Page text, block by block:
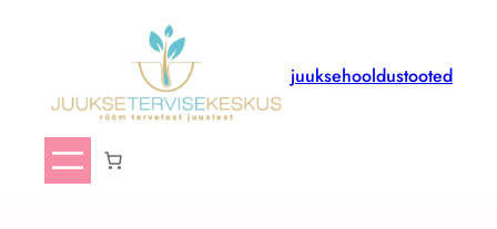
juuksehooldustooted